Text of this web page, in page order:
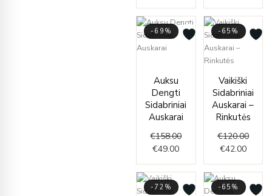
-69%
Auksu
Dengti
Sidabriniai
Auskarai
€158.00
Original
€158.00.
€49.00
Current
€49.00.
-65%
Vaikiški
Sidabriniai
Auskarai –
Rinkutės
€120.00
was:
€42.00
price
is:
-72% -65%